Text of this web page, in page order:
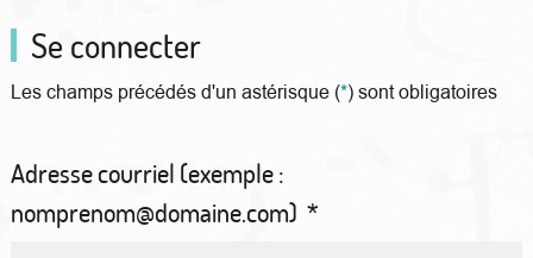
Se connecter
Les champs précédés d'un astérisque (*) sont obligatoires
Adresse courriel (exemple :
nomprenom@domaine.com) *